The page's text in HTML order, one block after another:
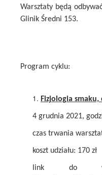
Warsztaty będą
Glinik Średni 153.
Program cyklu:
Fizjologia
4 grudnia 2021,
czas trwania
koszt udziału: 170 zł
link do